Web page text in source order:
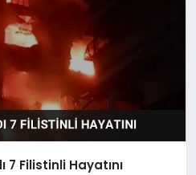
7 Filistinli Hayatını